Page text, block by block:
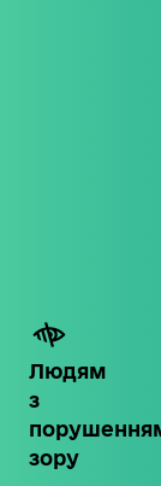
Людям
з
зору